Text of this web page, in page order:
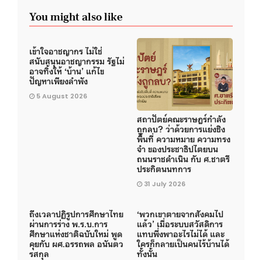
You might also like
เข้าใจอาชญากร ไม่ใช่
สนับสนุนอาชญากรรม รัฐไม่
อาจทิ้งให้ ‘บ้าน’ แก้ไข
ปัญหาเพียงลำพัง
5 August 2026
สถาปัตย์คณะราษฎร์กำลัง
ถูกลบ? ว่าด้วยการแย่งชิง
พื้นที่ ความหมาย ความทรง
จำ ของประชาธิปไตยบน
ถนนราชดำเนิน กับ ศ.ชาตรี
ประกิตนนทการ
31 July 2026
ถึงเวลาปฏิรูปการศึกษาไทย
ผ่านการร่าง พ.ร.บ.การ
ศึกษาแห่งชาติฉบับใหม่ พูด
คุยกับ ผศ.อรรถพล อนันตว
รสกุล
‘พวกเขาตายจากสังคมไป
แล้ว’ เมื่อระบบสวัสดิการ
แทบพึ่งพาอะไรไม่ได้ และ
ใครก็กลายเป็นคนไร้บ้านได้
ทั้งนั้น